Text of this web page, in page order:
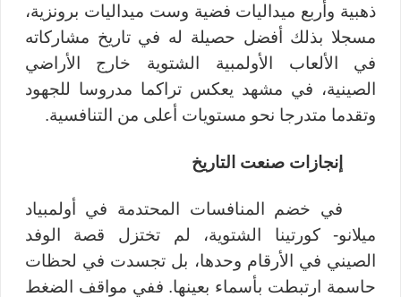
ذهبية وأربع ميداليات فضية وست ميداليات برونزية،
مسجلا بذلك أفضل حصيلة له في تاريخ مشاركاته
في الألعاب الأولمبية الشتوية خارج الأراضي
الصينية، في مشهد يعكس تراكما مدروسا للجهود
وتقدما متدرجا نحو مستويات أعلى من التنافسية.
إنجازات صنعت التاريخ
في خضم المنافسات المحتدمة في أولمبياد
ميلانو- كورتينا الشتوية، لم تختزل قصة الوفد
الصيني في الأرقام وحدها، بل تجسدت في لحظات
حاسمة ارتبطت بأسماء بعينها. ففي مواقف الضغط